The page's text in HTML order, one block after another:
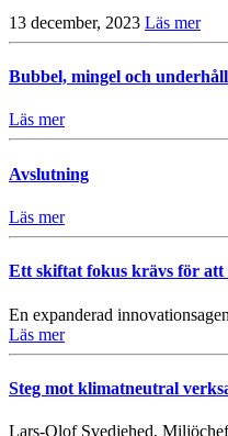
13 december, 2023 Läs mer
Bubbel, mingel och
Läs mer
Avslutning
Läs mer
Ett skiftat fokus krävs för
En expanderad
Läs mer
Steg mot klimatneutral
Lars-Olof Svedjehed,